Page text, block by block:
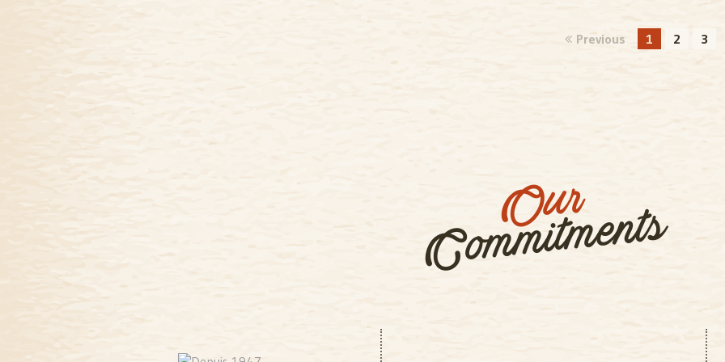
Previous 1 2 3
Our
Commitments